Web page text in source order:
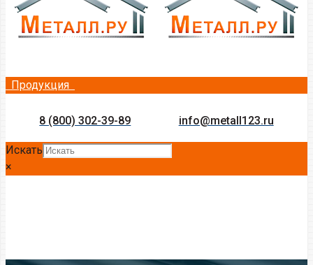
Продукция
8 (800) 302-39-89 info@metall123.ru
Искать
×